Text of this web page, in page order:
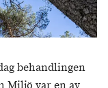
behandlingen